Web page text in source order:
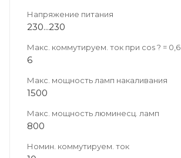
Напряжение питания
230...230
Макс. коммутируем. ток при cos ? = 0,6
6
Макс. мощность ламп накаливания
1500
Макс. мощность люминесц. ламп
800
Номин. коммутируем. ток